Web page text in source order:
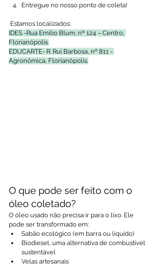
Entregue no nosso ponto de coleta!
Estamos localizados:
IDES -Rua Emílio Blum, nº 124 – Centro,
Florianópolis.
EDUCARTE- R. Rui Barbosa, nº 811 -
Agronômica, Florianópolis.
O que pode ser feito com o
óleo coletado?
O óleo usado não precisa ir para o lixo. Ele
pode ser transformado em:
Sabão ecológico (em barra ou líquido)
Biodiesel, uma alternativa de combustível
sustentável
Velas artesanais